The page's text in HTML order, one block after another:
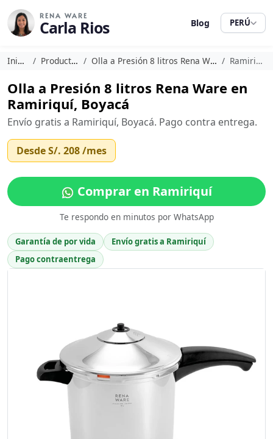
RENA WARE
Carla Rios Blog PERÚ
Inicio Productos Olla a Presión 8 litros Rena Ware Ramiriquí
Olla a Presión 8 litros Rena Ware en
Ramiriquí, Boyacá
Envío gratis a Ramiriquí, Boyacá. Pago contra entrega.
DesdeS/. 208/mes
Comprar en Ramiriquí
Te respondo en minutos por WhatsApp
Garantía de por vida
Envío gratis a Ramiriquí
Pago contraentrega